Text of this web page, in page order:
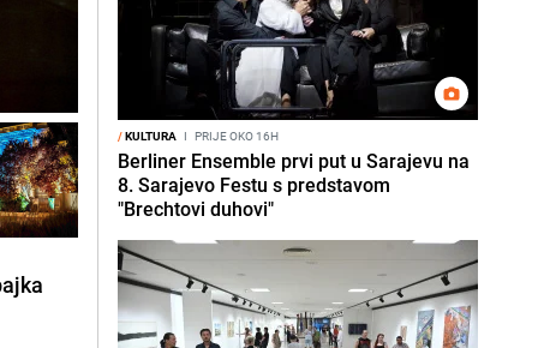
/KULTURA I PRIJE OKO 16H
Berliner Ensemble prvi put u Sarajevu na
8. Sarajevo Festu s predstavom
"Brechtovi duhovi"